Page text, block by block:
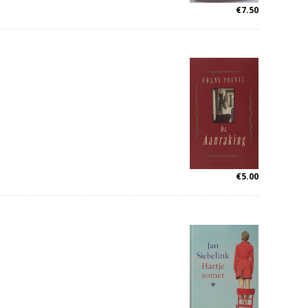
€7.50
€5.00